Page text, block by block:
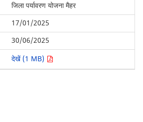
जिला पर्यावरण योजना मैहर
17/01/2025
30/06/2025
देखें (1 MB)